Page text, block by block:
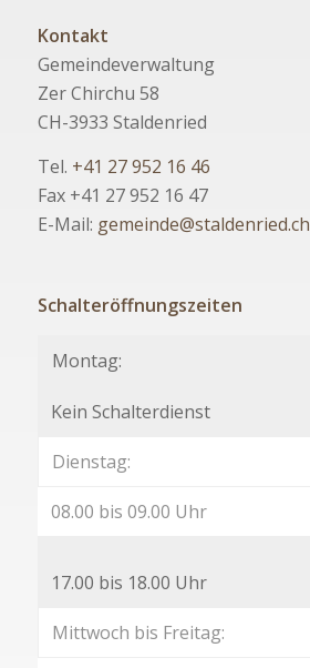
Kontakt
Gemeindeverwaltung
Zer Chirchu 58
CH-3933 Staldenried
Tel. +41 27 952 16 46
Fax +41 27 952 16 47
E-Mail: gemeinde@staldenried.ch
Schalteröffnungszeiten
Montag:
Kein Schalterdienst
Dienstag:
08.00 bis 09.00 Uhr
17.00 bis 18.00 Uhr
Mittwoch bis Freitag: